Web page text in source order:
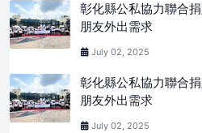
彰化縣公私協力聯合
朋友外出需求
July 02, 2025
彰化縣公私協力聯合
朋友外出需求
July 02, 2025